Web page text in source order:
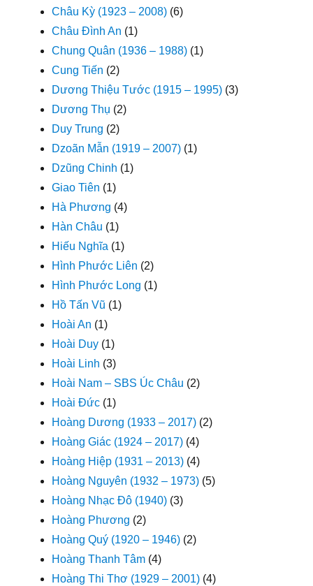
Châu Kỳ (1923 – 2008) (6)
Châu Đình An (1)
Chung Quân (1936 – 1988) (1)
Cung Tiến (2)
Dương Thiệu Tước (1915 – 1995) (3)
Dương Thụ (2)
Duy Trung (2)
Dzoãn Mẫn (1919 – 2007) (1)
Dzũng Chinh (1)
Giao Tiên (1)
Hà Phương (4)
Hàn Châu (1)
Hiếu Nghĩa (1)
Hình Phước Liên (2)
Hình Phước Long (1)
Hồ Tấn Vũ (1)
Hoài An (1)
Hoài Duy (1)
Hoài Linh (3)
Hoài Nam – SBS Úc Châu (2)
Hoài Đức (1)
Hoàng Dương (1933 – 2017) (2)
Hoàng Giác (1924 – 2017) (4)
Hoàng Hiệp (1931 – 2013) (4)
Hoàng Nguyên (1932 – 1973) (5)
Hoàng Nhạc Đô (1940) (3)
Hoàng Phương (2)
Hoàng Quý (1920 – 1946) (2)
Hoàng Thanh Tâm (4)
Hoàng Thi Thơ (1929 – 2001) (4)